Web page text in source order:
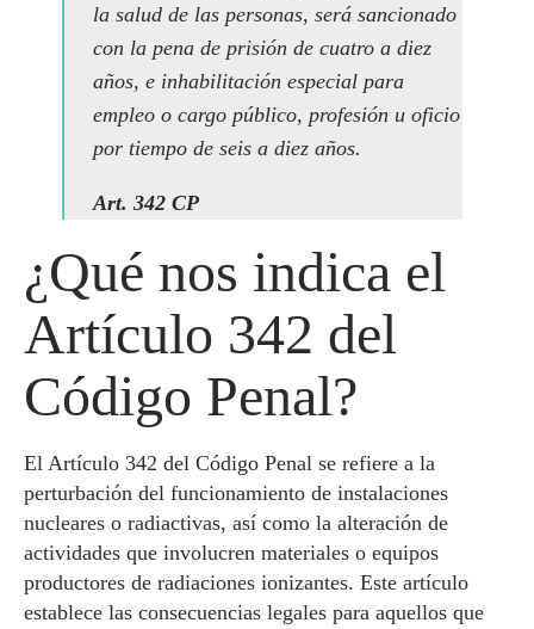
la salud de las personas, será sancionado
con la pena de prisión de cuatro a diez
años, e inhabilitación especial para
empleo o cargo público, profesión u oficio
por tiempo de seis a diez años.
Art. 342 CP
¿Qué nos indica el
Artículo 342 del
Código Penal?
El Artículo 342 del Código Penal se refiere a la
perturbación del funcionamiento de instalaciones
nucleares o radiactivas, así como la alteración de
actividades que involucren materiales o equipos
productores de radiaciones ionizantes. Este artículo
establece las consecuencias legales para aquellos que